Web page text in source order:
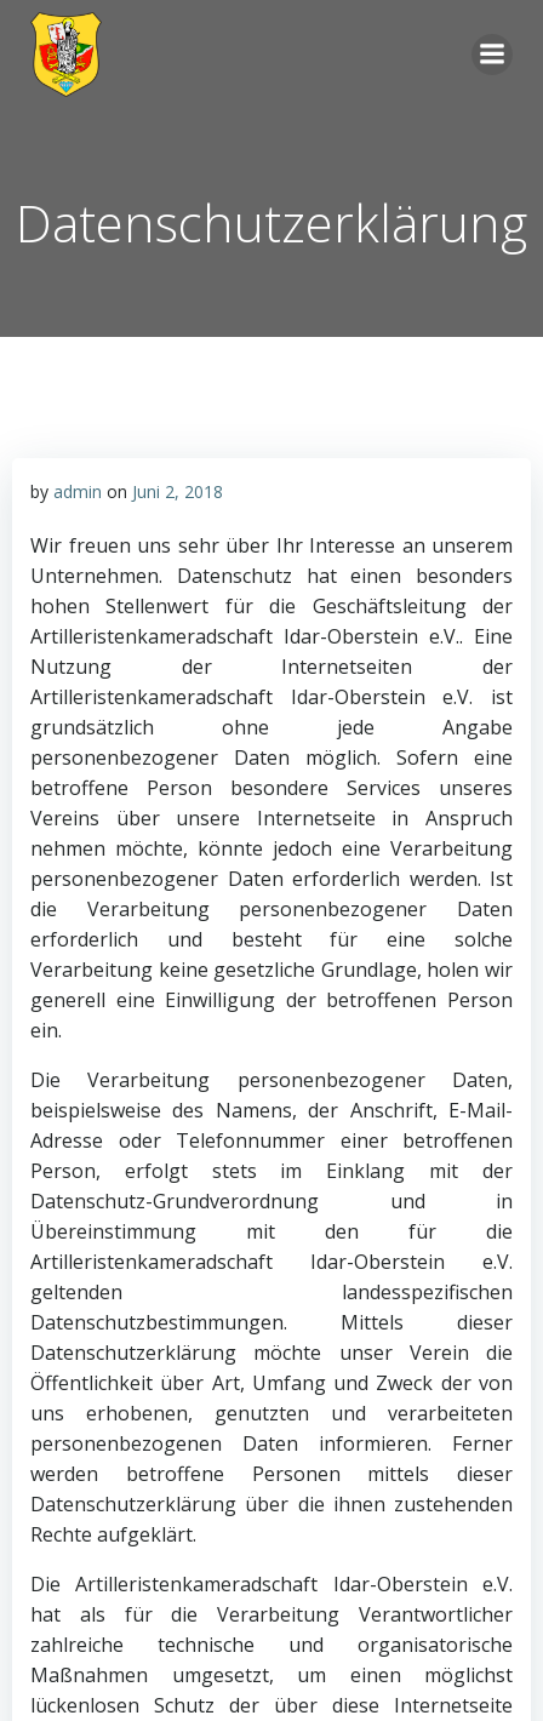
Datenschutzerklärung
by admin on Juni 2, 2018
Wir freuen uns sehr über Ihr Interesse an unserem
Unternehmen. Datenschutz hat einen besonders
hohen Stellenwert für die Geschäftsleitung der
Artilleristenkameradschaft Idar-Oberstein e.V.. Eine
Nutzung der Internetseiten der
Artilleristenkameradschaft Idar-Oberstein e.V. ist
grundsätzlich ohne jede Angabe
personenbezogener Daten möglich. Sofern eine
betroffene Person besondere Services unseres
Vereins über unsere Internetseite in Anspruch
nehmen möchte, könnte jedoch eine Verarbeitung
personenbezogener Daten erforderlich werden. Ist
die Verarbeitung personenbezogener Daten
erforderlich und besteht für eine solche
Verarbeitung keine gesetzliche Grundlage, holen wir
generell eine Einwilligung der betroffenen Person
ein.
Die Verarbeitung personenbezogener Daten,
beispielsweise des Namens, der Anschrift, E-Mail-
Adresse oder Telefonnummer einer betroffenen
Person, erfolgt stets im Einklang mit der
Datenschutz-Grundverordnung und in
Übereinstimmung mit den für die
Artilleristenkameradschaft Idar-Oberstein e.V.
geltenden landesspezifischen
Datenschutzbestimmungen. Mittels dieser
Datenschutzerklärung möchte unser Verein die
Öffentlichkeit über Art, Umfang und Zweck der von
uns erhobenen, genutzten und verarbeiteten
personenbezogenen Daten informieren. Ferner
werden betroffene Personen mittels dieser
Datenschutzerklärung über die ihnen zustehenden
Rechte aufgeklärt.
Die Artilleristenkameradschaft Idar-Oberstein e.V.
hat als für die Verarbeitung Verantwortlicher
zahlreiche technische und organisatorische
Maßnahmen umgesetzt, um einen möglichst
lückenlosen Schutz der über diese Internetseite